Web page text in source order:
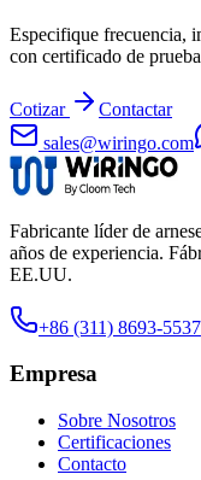
Especifique frecuencia,
con certificado de
Cotizar
Contactar
sales@wiringo.com
Fabricante líder de
años de experiencia.
EE.UU.
+86 (311) 8693-5537
Empresa
Sobre Nosotros
Certificaciones
Contacto